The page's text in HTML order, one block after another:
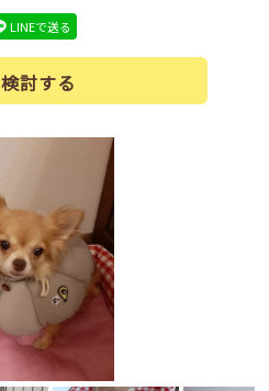
LINEで送る
検討する